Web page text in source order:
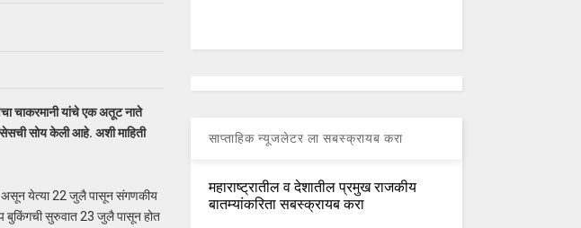
चाकरमानी यांचे एक अतूट नाते
सोय केली आहे. अशी माहिती
असून येत्या 22 जुलै पासून संगणकीय
बुकिंगची सुरुवात 23 जुलै पासून होत
साप्ताहिक न्यूजलेटर ला सबस्क्रायब करा
महाराष्ट्रातील व देशातील प्रमुख राजकीय
बातम्यांकरिता सबस्क्रायब करा